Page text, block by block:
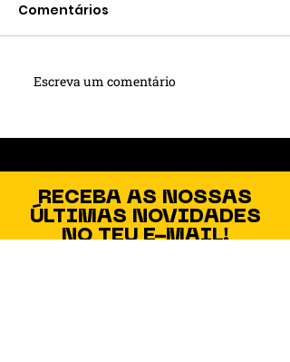
🌞 Protetor solar:
vai além da estética
Comentários
Escreva um comentário
RECEBA AS NOSSAS
ÚLTIMAS NOVIDADES
NO TEU E-MAIL!